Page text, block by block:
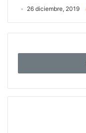
26 diciembre, 2019